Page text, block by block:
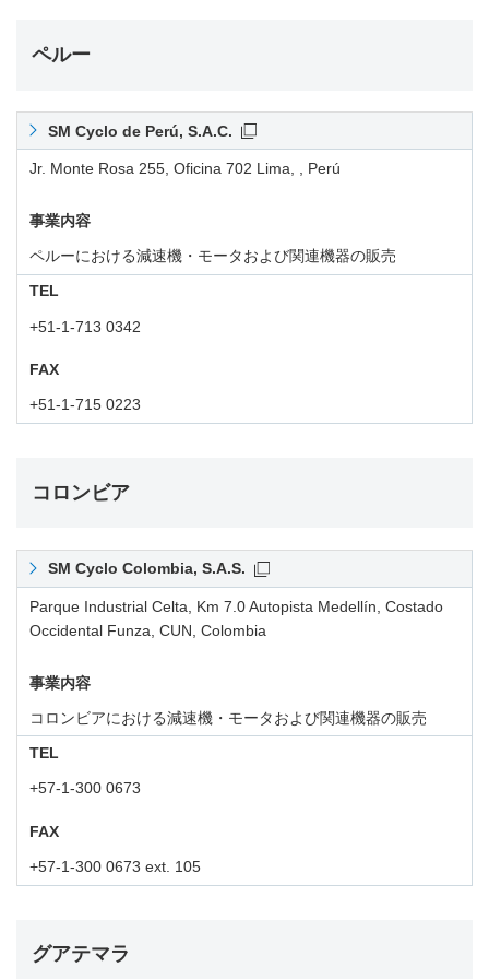
ペルー
SM Cyclo de Perú, S.A.C.
Jr. Monte Rosa 255, Oficina 702 Lima, , Perú
事業内容
ペルーにおける減速機・モータおよび関連機器の販売
TEL
+51-1-713 0342
FAX
+51-1-715 0223
コロンビア
SM Cyclo Colombia, S.A.S.
Parque Industrial Celta, Km 7.0 Autopista Medellín, Costado
Occidental Funza, CUN, Colombia
事業内容
コロンビアにおける減速機・モータおよび関連機器の販売
TEL
+57-1-300 0673
FAX
+57-1-300 0673 ext. 105
グアテマラ